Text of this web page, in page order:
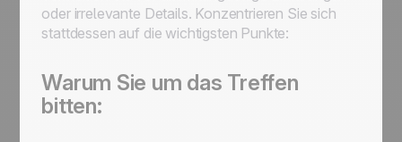
oder irrelevante Details. Konzentrieren Sie sich
stattdessen auf die wichtigsten Punkte:
Warum Sie um das Treffen
bitten: